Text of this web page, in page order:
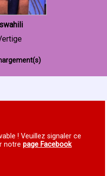
! Veuillez signaler ce
notrepage Facebook